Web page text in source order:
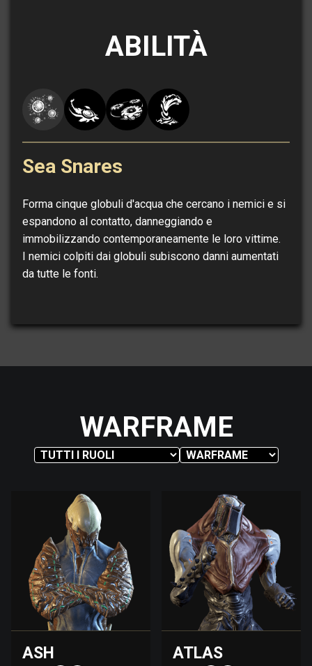
ABILITÀ
Sea Snares
Forma cinque globuli d'acqua che cercano i nemici e si
espandono al contatto, danneggiando e
immobilizzando contemporaneamente le loro vittime.
I nemici colpiti dai globuli subiscono danni aumentati
da tutte le fonti.
WARFRAME
ASH ATLAS